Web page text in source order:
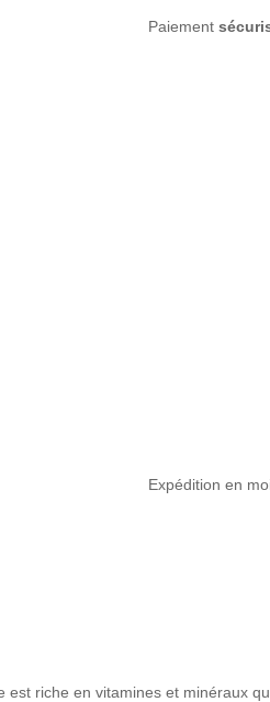
Paiement
Expédition en
riche en vitamines et minéraux